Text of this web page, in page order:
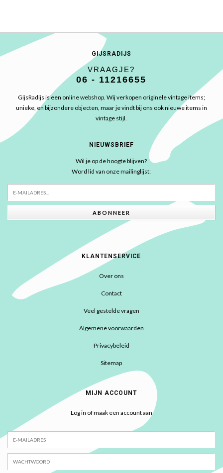
GIJSRADIJS
VRAAGJE?
06 - 11216655
GijsRadijs is een online webshop. Wij verkopen originele vintage items;
unieke, en bijzondere objecten, maar je vindt bij ons ook nieuwe items in
vintage stijl.
NIEUWSBRIEF
Wil je op de hoogte blijven?
Word lid van onze mailinglijst:
ABONNEER
KLANTENSERVICE
Over ons
Contact
Veel gestelde vragen
Algemene voorwaarden
Privacybeleid
Sitemap
MIJN ACCOUNT
Log in of maak een account aan